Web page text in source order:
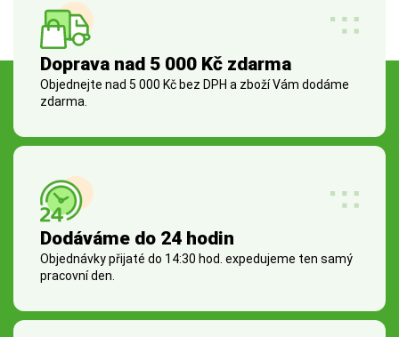
Doprava nad 5 000 Kč zdarma
Objednejte nad 5 000 Kč bez DPH a zboží Vám dodáme
zdarma.
Dodáváme do 24 hodin
Objednávky přijaté do 14:30 hod. expedujeme ten samý
pracovní den.